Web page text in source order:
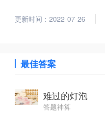
更新时间：2022-07-26
最佳答案
难过的灯泡
答题神算